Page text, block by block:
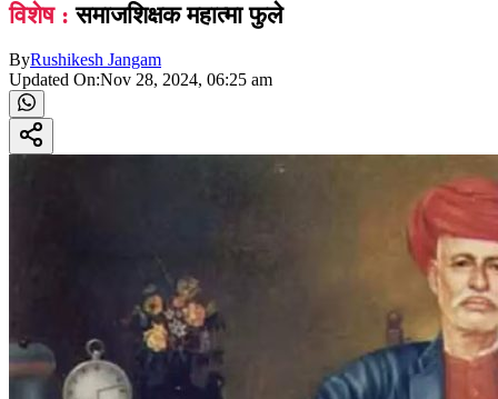
विशेष : समाजशिक्षक महात्मा फुले
ByRushikesh Jangam
Updated On:Nov 28, 2024, 06:25 am